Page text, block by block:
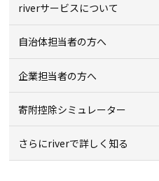
riverサービスについて
自治体担当者の方へ
企業担当者の方へ
寄附控除シミュレーター
さらにriverで詳しく知る